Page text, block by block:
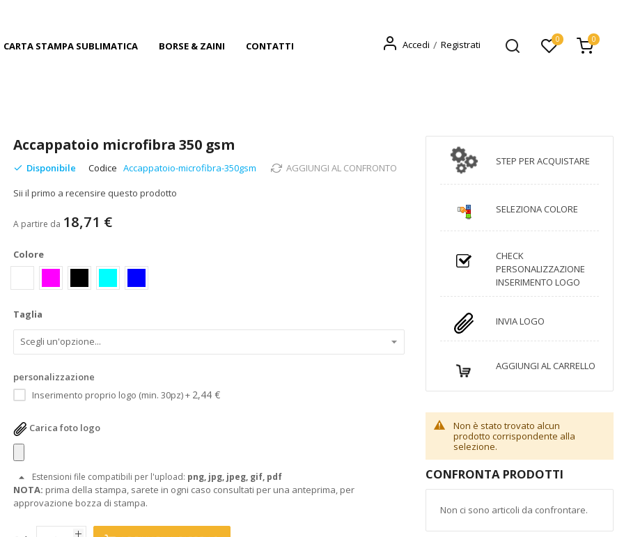
CARTA STAMPA SUBLIMATICA BORSE & ZAINI CONTATTI Accedi Registrati 0 0
Accappatoio microfibra 350 gsm
Disponibile Codice Accappatoio-microfibra-350gsm AGGIUNGI AL CONFRONTO
Sii il primo a recensire questo prodotto
A partire da 18,71 €
Colore
Taglia
personalizzazione
Inserimento proprio logo (min. 30pz)+ 2,44 €
Carica foto logo
Estensioni file compatibili per l'upload: png, jpg, jpeg, gif, pdf
NOTA: prima della stampa, sarete in ogni caso consultati per una anteprima, per
approvazione bozza di stampa.
STEP PER ACQUISTARE
SELEZIONA COLORE
CHECK
PERSONALIZZAZIONE
INSERIMENTO LOGO
INVIA LOGO
AGGIUNGI AL CARRELLO
Non è stato trovato alcun
prodotto corrispondente alla
selezione.
CONFRONTA PRODOTTI
Non ci sono articoli da confrontare.